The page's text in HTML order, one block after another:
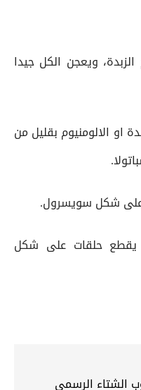
ويعجن الكل جيدا
او الالومنيوم بقليل من
على شكل سويسرول.
يقطع حلقات على شكل
الرسمي